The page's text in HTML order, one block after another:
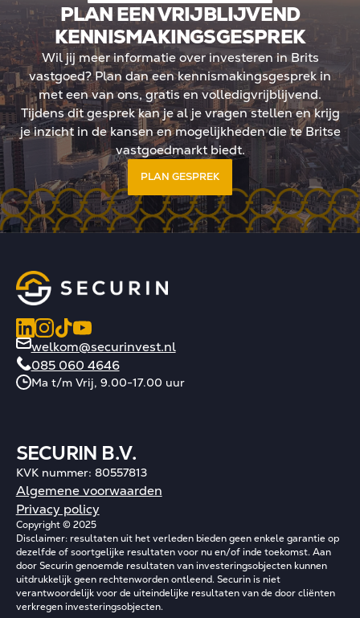
PLAN EEN VRIJBLIJVEND
KENNISMAKINGSGESPREK
Wil jij meer informatie over investeren in Brits
vastgoed? Plan dan een kennismakingsgesprek in
met een van ons, gratis en volledigvrijblijvend.
Tijdens dit gesprek kan je al je vragen stellen en krijg
je inzicht in de kansen en mogelijkheden die te Britse
vastgoedmarkt biedt.
PLAN GESPREK
welkom@securinvest.nl
085 060 4646
Ma t/m Vrij, 9.00-17.00 uur
SECURIN B.V.
KVK nummer: 80557813
Algemene voorwaarden
Privacy policy
Copyright © 2025
Disclaimer: resultaten uit het verleden bieden geen enkele garantie op
dezelfde of soortgelijke resultaten voor nu en/of inde toekomst. Aan
door Securin genoemde resultaten van investeringsobjecten kunnen
uitdrukkelijk geen rechtenworden ontleend. Securin is niet
verantwoordelijk voor de uiteindelijke resultaten van de door cliënten
verkregen investeringsobjecten.